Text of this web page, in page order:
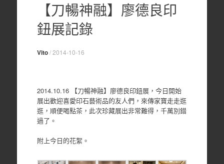
【刀暢神融】廖德良印
鈕展記錄
Vito/2014-10-16
2014.10.16 【刀暢神融】廖德良印鈕展，今日開始
展出歡迎喜愛印石藝術品的友人們，來傳家寶走走逛
逛，順便喝點茶，此次珍藏展出非常難得，千萬別錯
過了。
附上今日的花絮。